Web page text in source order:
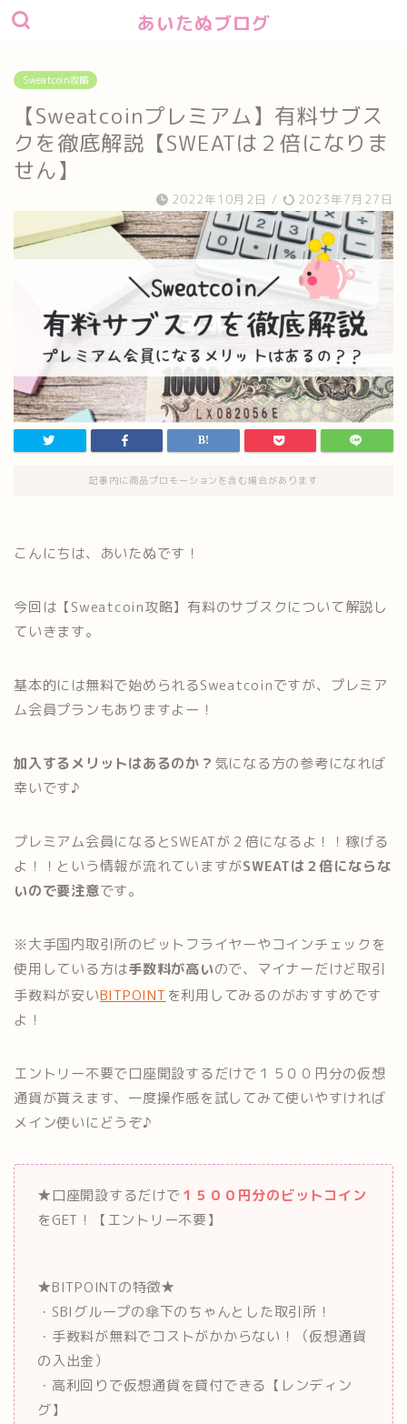
あいたぬブログ
Sweatcoin攻略
【Sweatcoinプレミアム】有料サブス
クを徹底解説【SWEATは２倍になりま
せん】
2022年10月2日 / 2023年7月27日
記事内に商品プロモーションを含む場合があります
こんにちは、あいたぬです！
今回は【Sweatcoin攻略】有料のサブスクについて解説し
ていきます。
基本的には無料で始められるSweatcoinですが、プレミア
ム会員プランもありますよー！
加入するメリットはあるのか？ 気になる方の参考になれば
幸いです♪
プレミアム会員になるとSWEATが２倍になるよ！！稼げる
よ！！という情報が流れていますがSWEATは２倍にならな
いので要注意です。
※大手国内取引所のビットフライヤーやコインチェックを
使用している方は手数料が高いので、マイナーだけど取引
手数料が安いBITPOINTを利用してみるのがおすすめです
よ！
エントリー不要で口座開設するだけで１５００円分の仮想
通貨が貰えます、一度操作感を試してみて使いやすければ
メイン使いにどうぞ♪
★口座開設するだけで１５００円分のビットコイン
をGET！【エントリー不要】
★BITPOINTの特徴★
・SBIグループの傘下のちゃんとした取引所！
・手数料が無料でコストがかからない！（仮想通貨
の入出金）
・高利回りで仮想通貨を貸付できる【レンディン
グ】